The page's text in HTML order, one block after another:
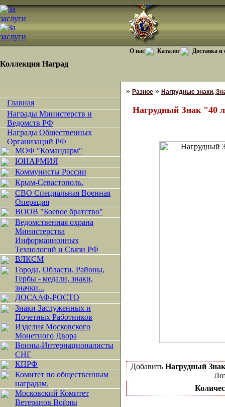
Коллекция Наград
О нас Каталог Доставка и
Главная
Награды Министерств и
Ведомств РФ
Награды Общественных
Организаций РФ
МОФ "Командарм"
ЮНАРМИЯ
Коммунисты России
Крым-Севастополь.
СВО Специальная Военная
Операция
ВООВ "Боевое братство"
Ведомственная охрана
Министерства
Информационных
Технологий и Связи РФ
ВЛКСМ
Города, Области, Районы,
Гербы - медали, знаки,
значки...
ДОСААФ-РОСТО
Знаки Заслуженных и
Почетных Работников
Изделия Московского
Монетного Двора
Воины-Интернационалисты
СНГ
КПРФ
Комитет по общественным
наградам.
Московский Комитет
Ветеранов Войны
» Разное » Нагрудные знаки,
Нагрудный Знак "40
Добавить Нагрудный